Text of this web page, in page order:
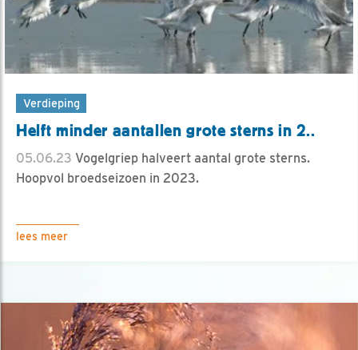
Verdieping
Helft minder aantallen grote sterns in 2..
05.06.23 Vogelgriep halveert aantal grote sterns.
Hoopvol broedseizoen in 2023.
lees meer